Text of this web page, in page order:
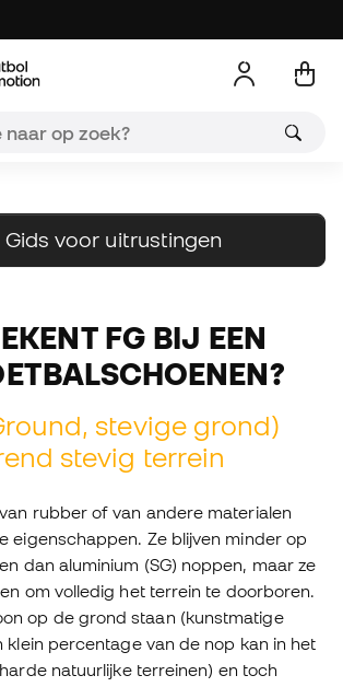
Gids voor uitrustingen
FG BIJ EEN
stevige grond)
stevig terrein
rubber of van andere materialen
eigenschappen. Ze blijven minder op
dan aluminium (SG) noppen, maar ze
om volledig het terrein te doorboren.
op de grond staan (kunstmatige
klein percentage van de nop kan in het
natuurlijke terreinen) en toch